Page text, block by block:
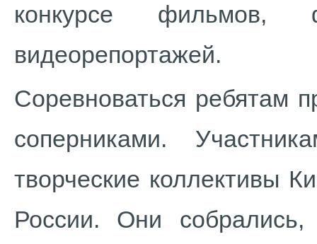
конкурсе фильмов,
видеорепортажей.
Соревноваться ребятам
соперниками.
творческие коллективы
России. Они